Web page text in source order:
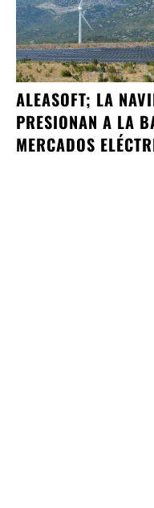
ALEASOFT; LA
PRESIONAN A LA
MERCADOS